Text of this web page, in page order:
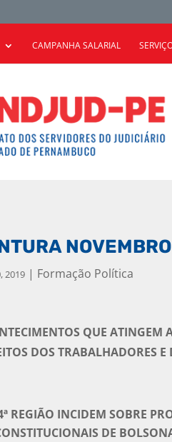
CAMPANHA SALARIAL
2019 | Formação Política
QUE ATINGEM
DOS TRABALHADORES E
REGIÃO INCIDEM SOBRE
DE